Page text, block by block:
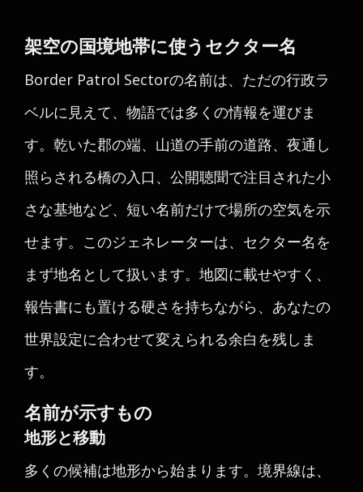
架空の国境地帯に使うセクター名
Border Patrol Sectorの名前は、ただの行政ラ
ベルに見えて、物語では多くの情報を運びま
す。乾いた郡の端、山道の手前の道路、夜通し
照らされる橋の入口、公開聴聞で注目された小
さな基地など、短い名前だけで場所の空気を示
せます。このジェネレーターは、セクター名を
まず地名として扱います。地図に載せやすく、
報告書にも置ける硬さを持ちながら、あなたの
世界設定に合わせて変えられる余白を残しま
す。
名前が示すもの
地形と移動
多くの候補は地形から始まります。境界線は、